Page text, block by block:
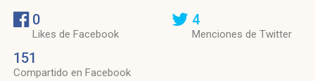
0
Likes de Facebook
151
Compartido en Facebook
4
Menciones de Twitter